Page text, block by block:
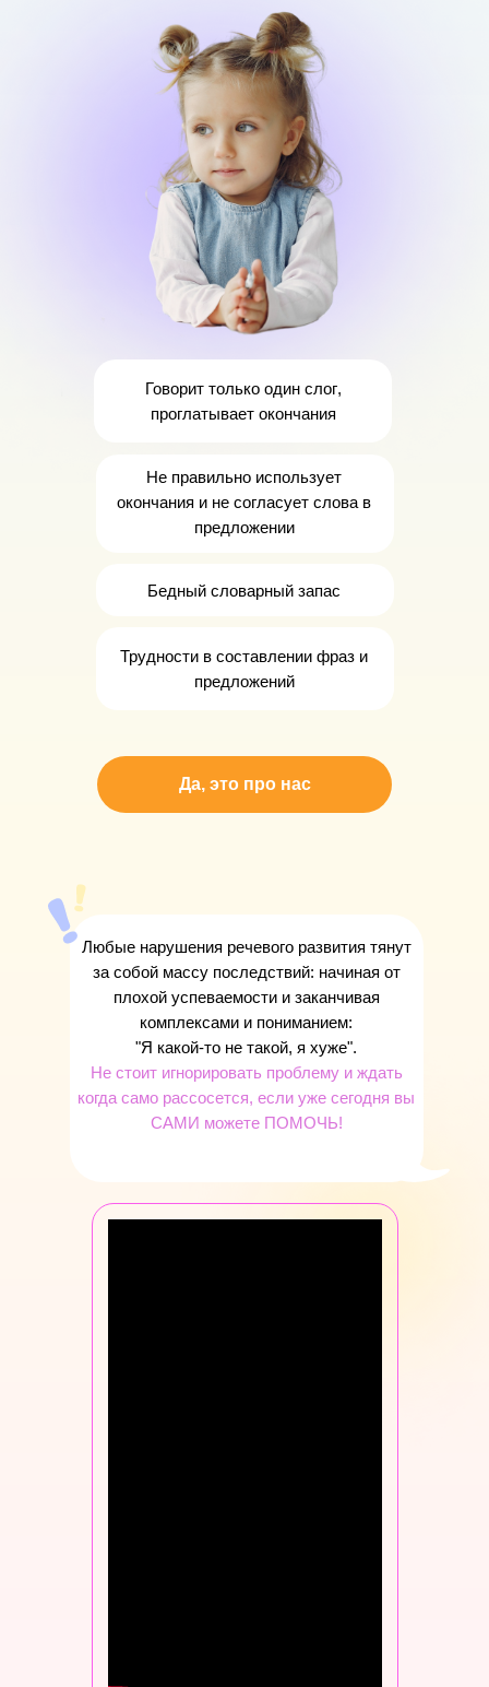
Трудности в составлении фраз и
предложений
Бедный словарный запас
Не правильно использует
окончания и не согласует слова в
предложении
Говориттолько один слог,
проглатывает окончания
Да, это про нас
Любые нарушения речевого развития тянут
за собой массу последствий: начиная от
плохой успеваемости и заканчивая
комплексами и пониманием:
"Я какой-то не такой, я хуже".
Не стоит игнорировать проблему и ждать
когда само рассосется, если уже сегодня вы
САМИ можете ПОМОЧЬ!